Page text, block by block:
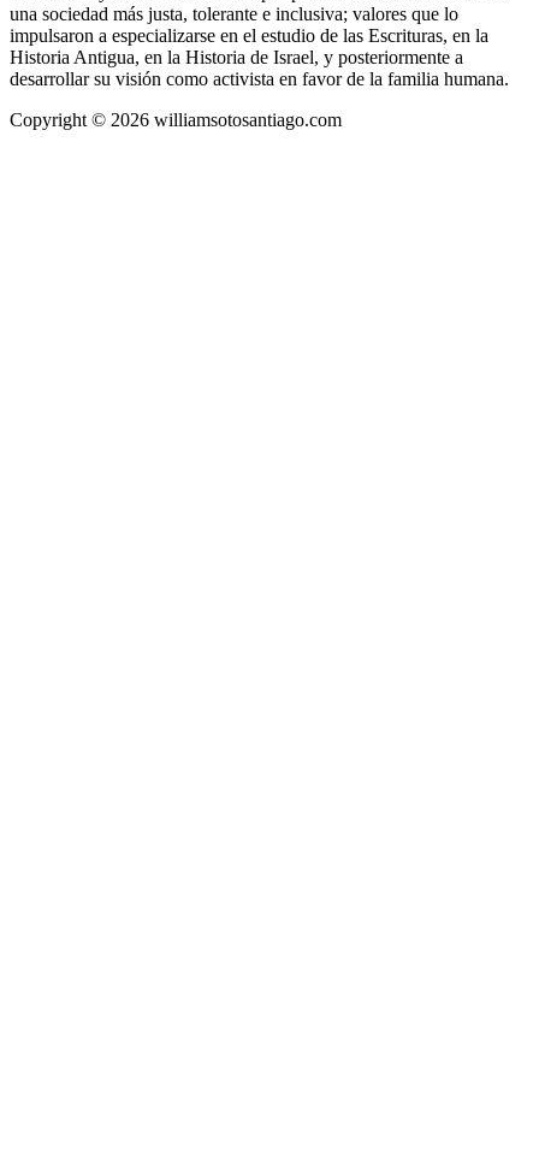
una sociedad más justa, tolerante e inclusiva; valores que lo
impulsaron a especializarse en el estudio de las Escrituras, en la
Historia Antigua, en la Historia de Israel, y posteriormente a
desarrollar su visión como activista en favor de la familia humana.
Copyright © 2026 williamsotosantiago.com